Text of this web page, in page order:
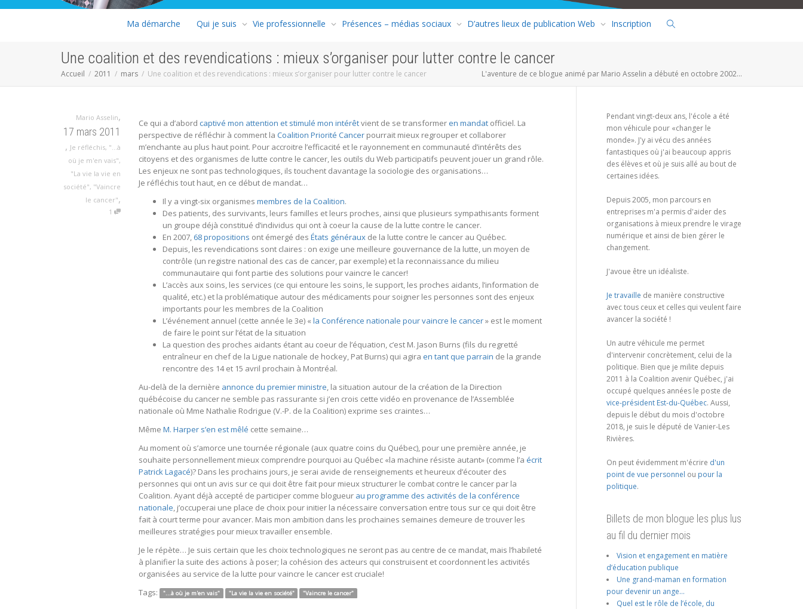
Ma démarche Qui je suis Vie professionnelle Présences – médias sociaux D’autres lieux de publication Web Inscription
Une coalition et des revendications : mieux s’organiser pour lutter contre le cancer
Accueil 2011 mars Une coalition et des revendications : mieux s’organiser pour lutter contre le cancer L'aventure de ce blogue animé par Mario Asselin a débuté en octobre 2002...
Mario Asselin,
17 mars 2011
, Je réfléchis, "...à
où je m'en vais",
"La vie la vie en
société", "Vaincre
le cancer",
1
Ce qui a d’abord captivé mon attention et stimulé mon intérêtvient de se transformer en mandat officiel. La
perspective de réfléchir à comment la Coalition Priorité Cancer pourrait mieux regrouper et collaborer
m’enchante au plus haut point. Pour accroitre l’efficacité et le rayonnement en communauté d’intérêts des
citoyens et des organismes de lutte contre le cancer, les outils du Web participatifs peuvent jouer un grand rôle.
Les enjeux ne sont pas technologiques, ils touchent davantage la sociologie des organisations…
Je réfléchis tout haut, en ce début de mandat…
Il y a vingt-six organismes membres de la Coalition.
Des patients, des survivants, leurs familles et leurs proches, ainsi que plusieurs sympathisants forment
un groupe déjà constitué d’individus qui ont à coeur la cause de la lutte contre le cancer.
En 2007, 68 propositions ont émergé des États généraux de la lutte contre le cancer au Québec.
Depuis, les revendications sont claires : on exige une meilleure gouvernance de la lutte, un moyen de
contrôle (un registre national des cas de cancer, par exemple) et la reconnaissance du milieu
communautaire qui font partie des solutions pour vaincre le cancer!
L’accès aux soins, les services (ce qui entoure les soins, le support, les proches aidants, l’information de
qualité, etc.) et la problématique autour des médicaments pour soigner les personnes sont des enjeux
importants pour les membres de la Coalition
L’événement annuel (cette année le 3e) « la Conférence nationale pour vaincre le cancer» est le moment
de faire le point sur l’état de la situation
La question des proches aidants étant au coeur de l’équation, c’est M. Jason Burns (fils du regretté
entraîneur en chef de la Ligue nationale de hockey, Pat Burns) qui agira en tant que parrain de la grande
rencontre des 14 et 15 avril prochain à Montréal.
Au-delà de la dernière annonce du premier ministre, la situation autour de la création de la Direction
québécoise du cancer ne semble pas rassurante si j’en crois cette vidéo en provenance de l’Assemblée
nationale où Mme Nathalie Rodrigue (V.-P. de la Coalition) exprime ses craintes…
Même M. Harper s’en est mêlé cette semaine…
Au moment où s’amorce une tournée régionale (aux quatre coins du Québec), pour une première année, je
souhaite personnellement mieux comprendre pourquoi au Québec «la machine résiste autant» (comme l’a écrit
Patrick Lagacé)? Dans les prochains jours, je serai avide de renseignements et heureux d’écouter des
personnes qui ont un avis sur ce qui doit être fait pour mieux structurer le combat contre le cancer par la
Coalition. Ayant déjà accepté de participer comme blogueur au programme des activités de la conférence
nationale, j’occuperai une place de choix pour initier la nécessaire conversation entre tous sur ce qui doit être
fait à court terme pour avancer. Mais mon ambition dans les prochaines semaines demeure de trouver les
meilleures stratégies pour mieux travailler ensemble.
Je le répète… Je suis certain que les choix technologiques ne seront pas au centre de ce mandat, mais l’habileté
à planifier la suite des actions à poser; la cohésion des acteurs qui construisent et coordonnent les activités
organisées au service de la lutte pour vaincre le cancer est cruciale!
Tags:
"...à où je m'en vais" "La vie la vie en société" "Vaincre le cancer"
Pendant vingt-deux ans, l'école a été
mon véhicule pour «changer le
monde». J'y ai vécu des années
fantastiques où j'ai beaucoup appris
des élèves et où je suis allé au bout de
certaines idées.
Depuis 2005, mon parcours en
entreprises m'a permis d'aider des
organisations à mieux prendre le virage
numérique et ainsi de bien gérer le
changement.
J'avoue être un idéaliste.
Je travaille de manière constructive
avec tous ceux et celles qui veulent faire
avancer la société !
Un autre véhicule me permet
d'intervenir concrètement, celui de la
politique. Bien que je milite depuis
2011 à la Coalition avenir Québec, j'ai
occupé quelques années le poste de
vice-président Est-du-Québec. Aussi,
depuis le début du mois d'octobre
2018, je suis le député de Vanier-Les
Rivières.
On peut évidemment m'écrire d'un
point de vue personnel ou pour la
politique.
Billets de mon blogue les plus lus
au fil du dernier mois
Vision et engagement en matière
d’éducation publique
Une grand-maman en formation
pour devenir un ange…
Quel est le rôle de l’école, du